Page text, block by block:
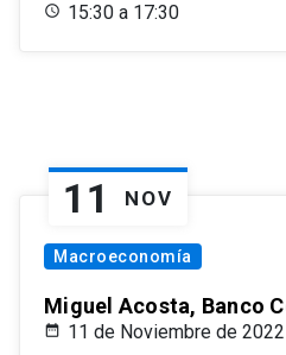
15:30 a 17:30
11 NOV
Macroeconomía
Miguel Acosta, Banco
11 de Noviembre de 2022